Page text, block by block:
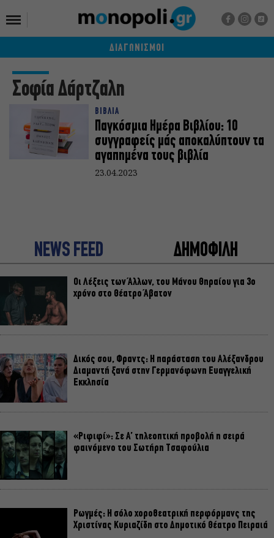
ΔΙΑΓΩΝΙΣΜΟΙ
Σοφία Δάρτζαλη
ΒΙΒΛΙΑ
Παγκόσμια Ημέρα Βιβλίου: 10
συγγραφείς μάς αποκαλύπτουν τα
αγαπημένα τους βιβλία
23.04.2023
NEWS FEED ΔΗΜΟΦΙΛΗ
Οι Λέξεις των Άλλων, του Μάνου Θηραίου για 3ο
χρόνο στο Θέατρο Άβατον
Δικός σου, Φραντς: Η παράσταση του Αλέξανδρου
Διαμαντή ξανά στην Γερμανόφωνη Ευαγγελική
Εκκλησία
«Ριφιφί»: Σε Α’ τηλεοπτική προβολή η σειρά
φαινόμενο του Σωτήρη Τσαφούλια
Ρωγμές: Η σόλο χοροθεατρική περφόρμανς της
Χριστίνας Κυριαζίδη στο Δημοτικό Θέατρο Πειραιά